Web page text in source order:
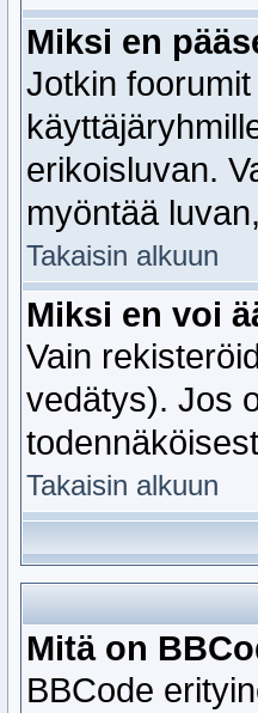
Miksi en
Jotkin
erikoisluvan.
myöntää
Takaisin alkuun
Miksi en voi
Vain
vedätys). Jos
Takaisin alkuun
Mitä on
BBCode